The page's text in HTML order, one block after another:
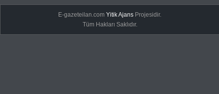
E-gazeteilan.comYitik Ajans Projesidir.
Tüm Hakları Saklıdır.